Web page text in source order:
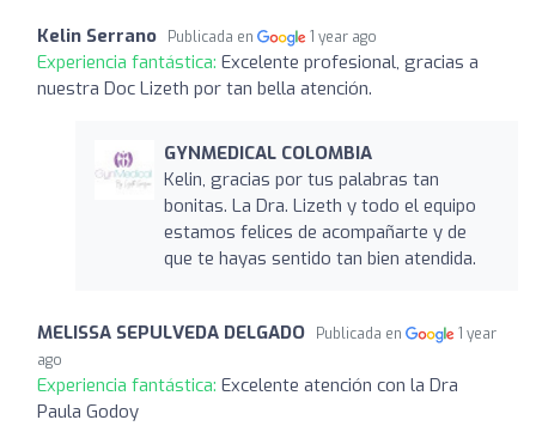
Kelin Serrano Publicada en 1 year ago
Experiencia fantástica: Excelente profesional, gracias a
nuestra Doc Lizeth por tan bella atención.
GYNMEDICAL COLOMBIA
Kelin, gracias por tus palabras tan
bonitas. La Dra. Lizeth y todo el equipo
estamos felices de acompañarte y de
que te hayas sentido tan bien atendida.
MELISSA SEPULVEDA DELGADO Publicada en
1 year
ago
Experiencia fantástica: Excelente atención con la Dra
Paula Godoy